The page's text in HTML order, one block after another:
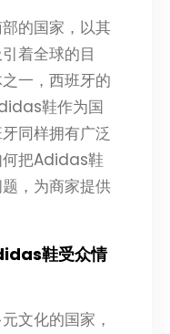
的国家，以其
着全球的目
一，西班牙的
鞋作为国
同样拥有广泛
何把Adidas鞋
，为商家提供
鞋受众情
文化的国家，